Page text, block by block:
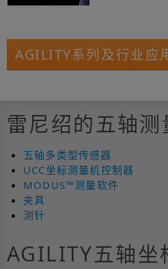
AGILITY系列及行业应
雷尼绍的五轴测
五轴多类型传感器
UCC坐标测量机控制器
MODUS™测量软件
夹具
测针
AGILITY五轴坐